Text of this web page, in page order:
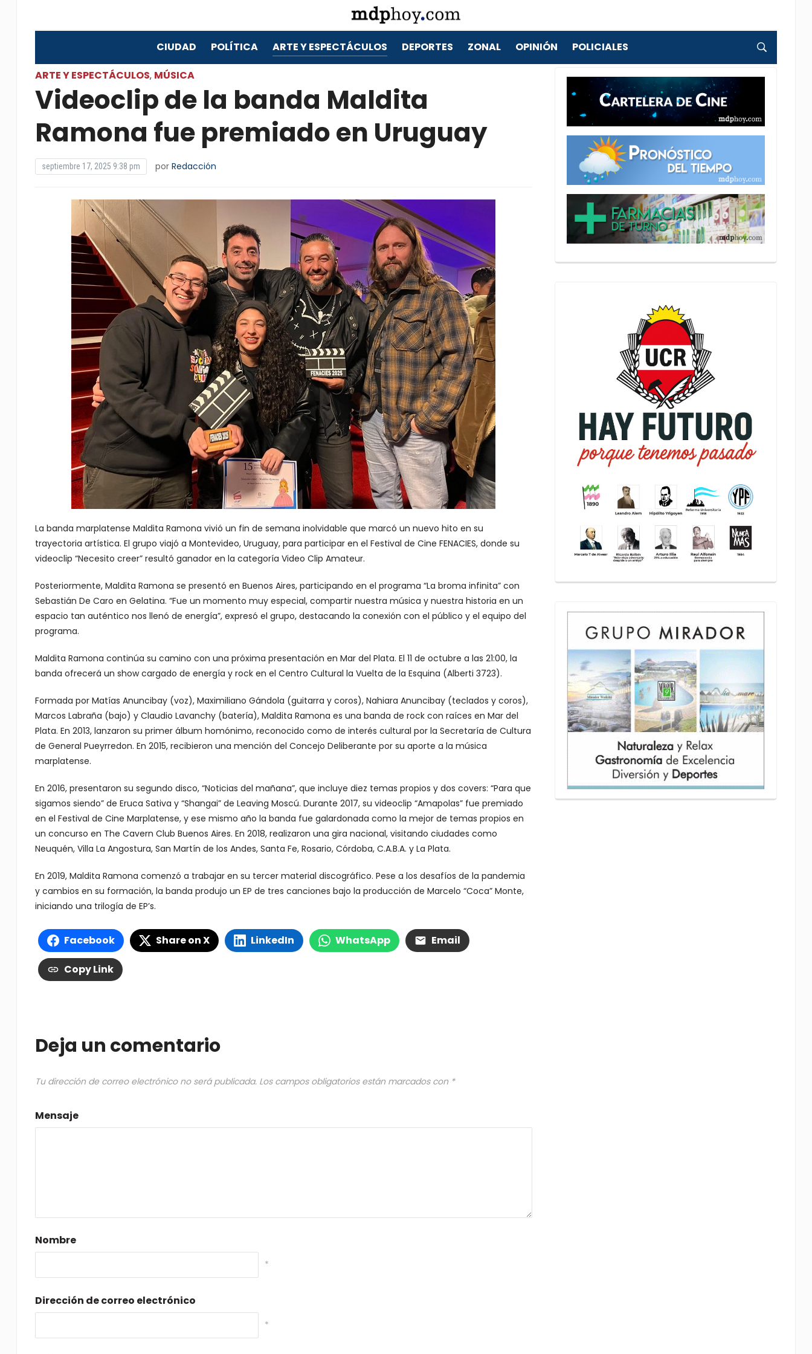
CIUDAD POLÍTICA ARTE Y ESPECTÁCULOS DEPORTES ZONAL OPINIÓN POLICIALES
ARTE Y ESPECTÁCULOS, MÚSICA
Videoclip de la banda Maldita
Ramona fue premiado en Uruguay
septiembre 17, 2025 9:38 pm por Redacción
La banda marplatense Maldita Ramona vivió un fin de semana inolvidable que marcó un nuevo hito en su
trayectoria artística. El grupo viajó a Montevideo, Uruguay, para participar en el Festival de Cine FENACIES, donde su
videoclip “Necesito creer” resultó ganador en la categoría Video Clip Amateur.
Posteriormente, Maldita Ramona se presentó en Buenos Aires, participando en el programa “La broma infinita” con
Sebastián De Caro en Gelatina. “Fue un momento muy especial, compartir nuestra música y nuestra historia en un
espacio tan auténtico nos llenó de energía”, expresó el grupo, destacando la conexión con el público y el equipo del
programa.
Maldita Ramona continúa su camino con una próxima presentación en Mar del Plata. El 11 de octubre a las 21:00, la
banda ofrecerá un show cargado de energía y rock en el Centro Cultural la Vuelta de la Esquina (Alberti 3723).
Formada por Matías Anuncibay (voz), Maximiliano Gándola (guitarra y coros), Nahiara Anuncibay (teclados y coros),
Marcos Labraña (bajo) y Claudio Lavanchy (batería), Maldita Ramona es una banda de rock con raíces en Mar del
Plata. En 2013, lanzaron su primer álbum homónimo, reconocido como de interés cultural por la Secretaría de Cultura
de General Pueyrredon. En 2015, recibieron una mención del Concejo Deliberante por su aporte a la música
marplatense.
En 2016, presentaron su segundo disco, “Noticias del mañana”, que incluye diez temas propios y dos covers: “Para que
sigamos siendo” de Eruca Sativa y “Shangai” de Leaving Moscú. Durante 2017, su videoclip “Amapolas” fue premiado
en el Festival de Cine Marplatense, y ese mismo año la banda fue galardonada como la mejor de temas propios en
un concurso en The Cavern Club Buenos Aires. En 2018, realizaron una gira nacional, visitando ciudades como
Neuquén, Villa La Angostura, San Martín de los Andes, Santa Fe, Rosario, Córdoba, C.A.B.A. y La Plata.
En 2019, Maldita Ramona comenzó a trabajar en su tercer material discográfico. Pese a los desafíos de la pandemia
y cambios en su formación, la banda produjo un EP de tres canciones bajo la producción de Marcelo “Coca” Monte,
iniciando una trilogía de EP’s.
Facebook Share on X LinkedIn WhatsApp Email
Copy Link
Deja un comentario
Tu dirección de correo electrónico no será publicada. Los campos obligatorios están marcados con *
Mensaje
Nombre
*
Dirección de correo electrónico
*